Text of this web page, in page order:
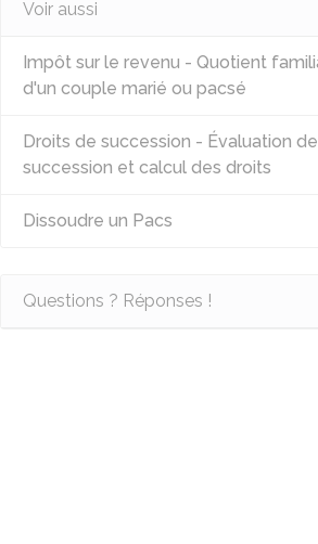
Voir aussi
Impôt sur le revenu - Quotient
d'un couple marié ou pacsé
Droits de succession - Évaluation
succession et calcul des droits
Dissoudre un Pacs
Questions ? Réponses !